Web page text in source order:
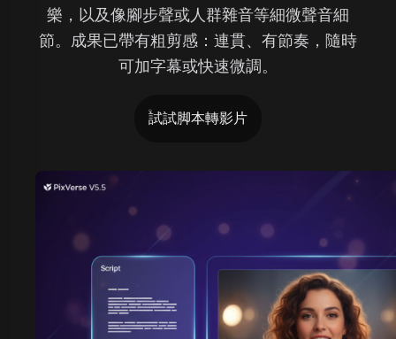
樂，以及像腳步聲或人群雜音等細微聲音細
節。成果已帶有粗剪感：連貫、有節奏，隨時
可加字幕或快速微調。
試試脚本轉影片